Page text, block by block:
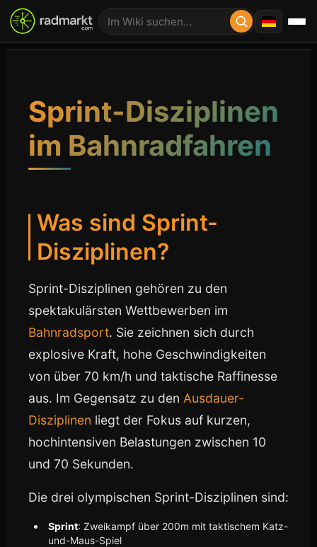
Sprint-Disziplinen
im Bahnradfahren
Was sind Sprint-
Disziplinen?
Sprint-Disziplinen gehören zu den
spektakulärsten Wettbewerben im
Bahnradsport. Sie zeichnen sich durch
explosive Kraft, hohe Geschwindigkeiten
von über 70 km/h und taktische Raffinesse
aus. Im Gegensatz zu den Ausdauer-
Disziplinen liegt der Fokus auf kurzen,
hochintensiven Belastungen zwischen 10
und 70 Sekunden.
Die drei olympischen Sprint-Disziplinen sind:
Sprint: Zweikampf über 200m mit taktischem Katz-
und-Maus-Spiel